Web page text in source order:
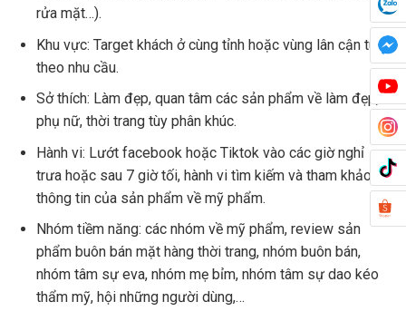
rửa mặt…).
Khu vực: Target khách ở cùng tỉnh hoặc vùng lân cận tùy
theo nhu cầu.
Sở thích: Làm đẹp, quan tâm các sản phẩm về làm đẹp,
phụ nữ, thời trang tùy phân khúc.
Hành vi: Lướt facebook hoặc Tiktok vào các giờ nghỉ
trưa hoặc sau 7 giờ tối, hành vi tìm kiếm và tham khảo kỹ
thông tin của sản phẩm về mỹ phẩm.
Nhóm tiềm năng: các nhóm về mỹ phẩm, review sản
phẩm buôn bán mặt hàng thời trang, nhóm buôn bán,
nhóm tâm sự eva, nhóm mẹ bỉm, nhóm tâm sự dao kéo
thẩm mỹ, hội những người dùng,…